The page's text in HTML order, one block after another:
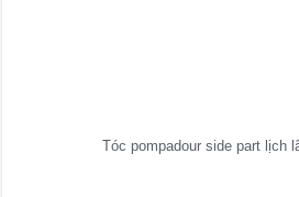
Tóc pompadour side part lịch